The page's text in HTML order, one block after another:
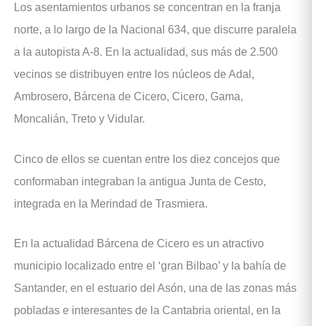
Los asentamientos urbanos se concentran en la franja
norte, a lo largo de la Nacional 634, que discurre paralela
a la autopista A-8. En la actualidad, sus más de 2.500
vecinos se distribuyen entre los núcleos de Adal,
Ambrosero, Bárcena de Cicero, Cicero, Gama,
Moncalián, Treto y Vidular.
Cinco de ellos se cuentan entre los diez concejos que
conformaban integraban la antigua Junta de Cesto,
integrada en la Merindad de Trasmiera.
En la actualidad Bárcena de Cicero es un atractivo
municipio localizado entre el ‘gran Bilbao’ y la bahía de
Santander, en el estuario del Asón, una de las zonas más
pobladas e interesantes de la Cantabria oriental, en la